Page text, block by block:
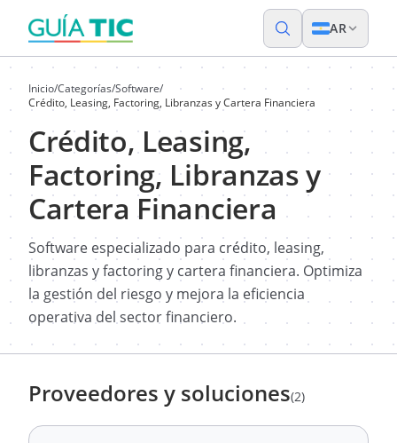
AR
Inicio/Categorías/Software/
Crédito, Leasing, Factoring, Libranzas y Cartera Financiera
Crédito, Leasing,
Factoring, Libranzas y
Cartera Financiera
Software especializado para crédito, leasing,
libranzas y factoring y cartera financiera. Optimiza
la gestión del riesgo y mejora la eficiencia
operativa del sector financiero.
Proveedores y soluciones(2)